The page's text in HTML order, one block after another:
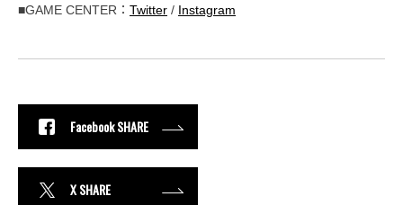
■GAME CENTER： Twitter / Instagram
Facebook SHARE
X SHARE